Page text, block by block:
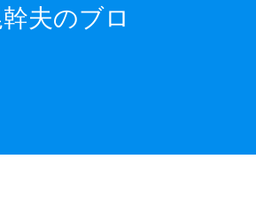
夫のブロ